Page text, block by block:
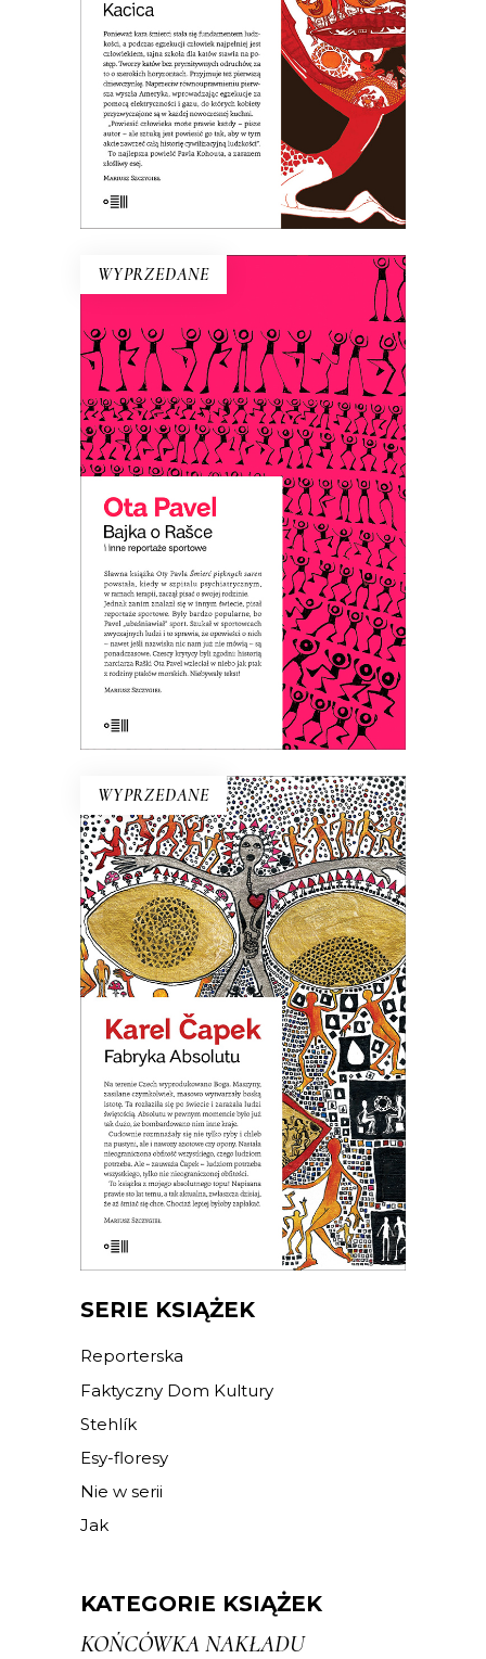
E-BOOK DO KOSZYKA
48.00 zł 31.20 zł
KSIĄŻKA DO KOSZYKA
WYPRZEDANE
E-BOOK DO KOSZYKA
BAJKA O RAŠCE
Ota Pavel pisał reportaże sportowe,
które były popularne, bo ich autor
„ubaśniawiał” sport. Dzięki temu te
opowieści o sportowcach – nawet jeśli
ich nazwiska nic nam już nie mówią – są
ponadczasowe.
WYPRZEDANE
E-BOOK DO KOSZYKA
FABRYKA ABSOLUTU
Na terenie Czech wyprodukowano
Boga. Nastała na świecie
nieograniczona obfitość wszystkiego.
Ale okazało się, że ludziom potrzeba
wszystkiego, tylko nie nieograniczonej
obfitości.
39.00zł 19.50zł
SERIE KSIĄŻEK
Reporterska
Faktyczny Dom Kultury
Stehlík
Esy-floresy
Nie w serii
Jak
KATEGORIE KSIĄŻEK
KOŃCÓWKA NAKŁADU